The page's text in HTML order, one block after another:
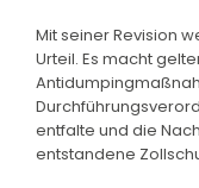
Mit seiner Revision
Urteil. Es macht
entfalte und die
entstandene